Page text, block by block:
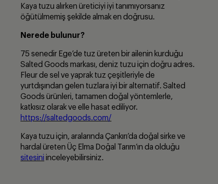
Kaya tuzu alırken üreticiyi iyi tanımıyorsanız
öğütülmemiş şekilde almak en doğrusu.
Nerede bulunur?
75 senedir Ege’de tuz üreten bir ailenin kurduğu
Salted Goods markası, deniz tuzu için doğru adres.
Fleur de sel ve yaprak tuz çeşitleriyle de
yurtdışından gelen tuzlara iyi bir alternatif. Salted
Goods ürünleri, tamamen doğal yöntemlerle,
katkısız olarak ve elle hasat ediliyor.
https://saltedgoods.com/
Kaya tuzu için, aralarında Çankırı’da doğal sirke ve
hardal üreten Üç Elma Doğal Tarım’ın da olduğu
sitesini inceleyebilirsiniz.